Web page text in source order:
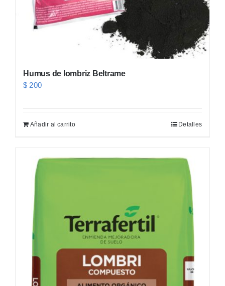
página
de
producto
Humus de lombriz Beltrame
$ 200
Añadir al carrito Detalles